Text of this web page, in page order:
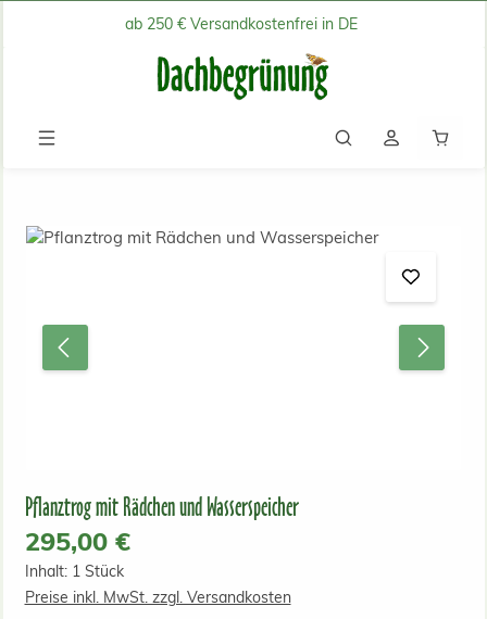
Zum Hauptinhalt springenab 250 € Versandkostenfrei in DE
Bildergalerie überspringen
Pflanztrog mit Rädchen und Wasserspeicher
Regulärer Preis:
295,00 €
Inhalt: 1 Stück
Preise inkl. MwSt. zzgl. Versandkosten